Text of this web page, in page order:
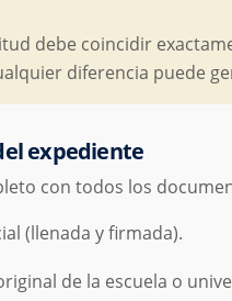
debe coincidir
diferencia puede
expediente
con todos los
(llenada y firmada).
de la escuela o